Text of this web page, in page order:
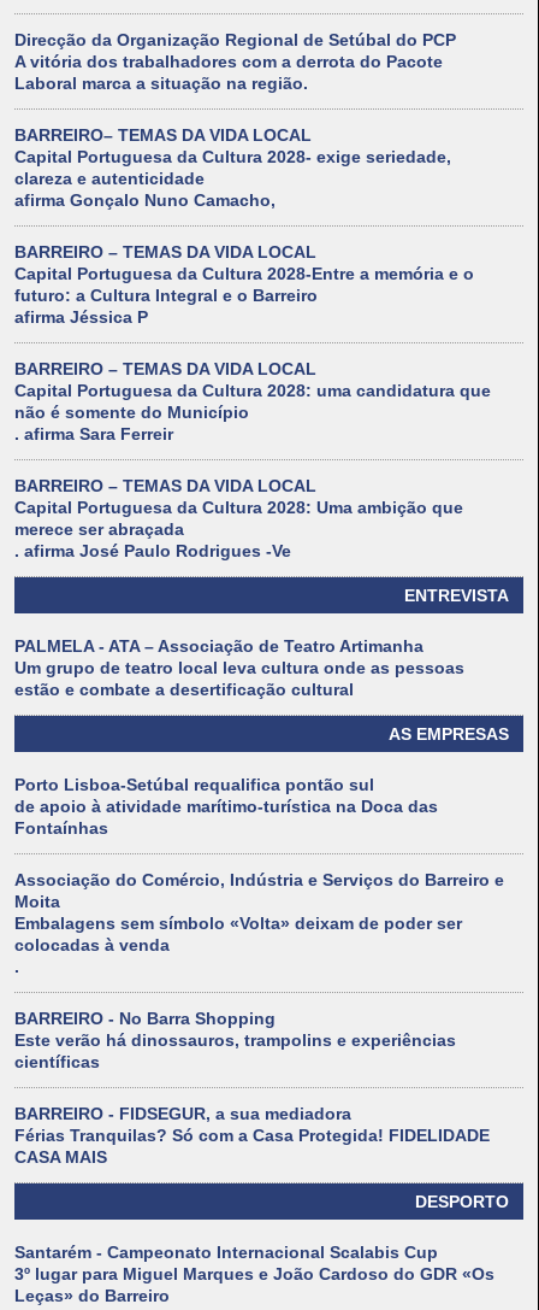
Direcção da Organização Regional de Setúbal do PCP
A vitória dos trabalhadores com a derrota do Pacote
Laboral marca a situação na região.
BARREIRO– TEMAS DA VIDA LOCAL
Capital Portuguesa da Cultura 2028- exige seriedade,
clareza e autenticidade
afirma Gonçalo Nuno Camacho,
BARREIRO – TEMAS DA VIDA LOCAL
Capital Portuguesa da Cultura 2028-Entre a memória e o
futuro: a Cultura Integral e o Barreiro
afirma Jéssica P
BARREIRO – TEMAS DA VIDA LOCAL
Capital Portuguesa da Cultura 2028: uma candidatura que
não é somente do Município
. afirma Sara Ferreir
BARREIRO – TEMAS DA VIDA LOCAL
Capital Portuguesa da Cultura 2028: Uma ambição que
merece ser abraçada
. afirma José Paulo Rodrigues -Ve
ENTREVISTA
PALMELA - ATA – Associação de Teatro Artimanha
Um grupo de teatro local leva cultura onde as pessoas
estão e combate a desertificação cultural
AS EMPRESAS
Porto Lisboa-Setúbal requalifica pontão sul
de apoio à atividade marítimo-turística na Doca das
Fontaínhas
Associação do Comércio, Indústria e Serviços do Barreiro e
Moita
Embalagens sem símbolo «Volta» deixam de poder ser
colocadas à venda
.
BARREIRO - No Barra Shopping
Este verão há dinossauros, trampolins e experiências
científicas
BARREIRO - FIDSEGUR, a sua mediadora
Férias Tranquilas? Só com a Casa Protegida! FIDELIDADE
CASA MAIS
DESPORTO
Santarém - Campeonato Internacional Scalabis Cup
3º lugar para Miguel Marques e João Cardoso do GDR «Os
Leças» do Barreiro